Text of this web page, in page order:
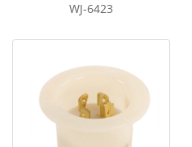
WJ-6423